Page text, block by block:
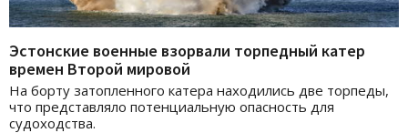
Эстонские военные взорвали торпедный катер
времен Второй мировой
На борту затопленного катера находились две торпеды,
что представляло потенциальную опасность для
судоходства.